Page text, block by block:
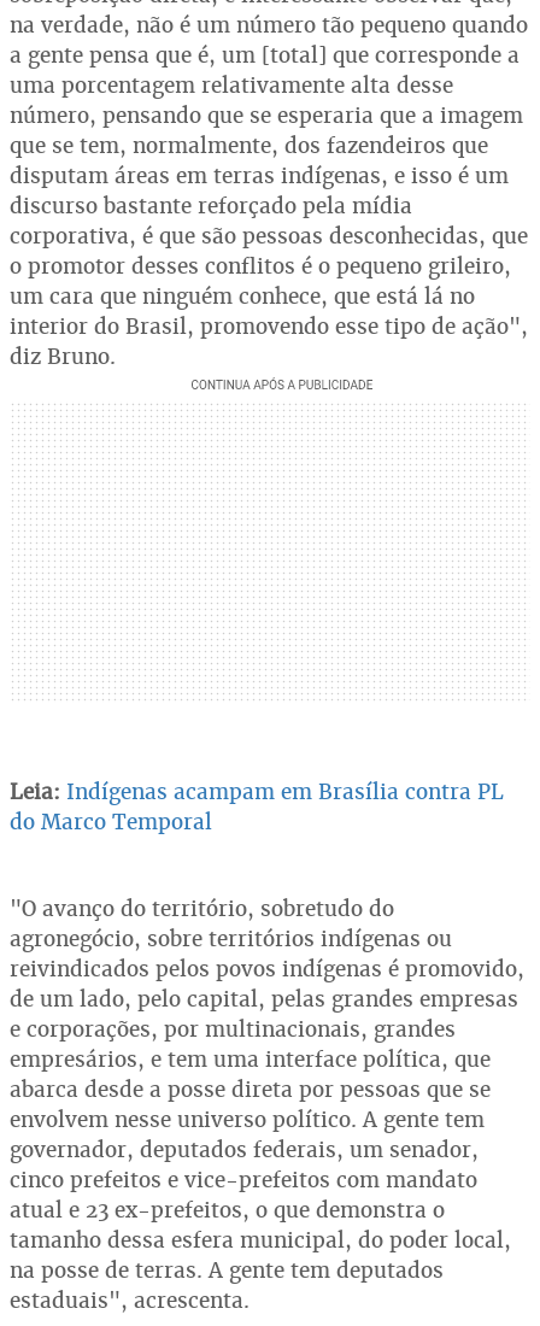
na verdade, não é um número tão pequeno quando
a gente pensa que é, um [total] que corresponde a
uma porcentagem relativamente alta desse
número, pensando que se esperaria que a imagem
que se tem, normalmente, dos fazendeiros que
disputam áreas em terras indígenas, e isso é um
discurso bastante reforçado pela mídia
corporativa, é que são pessoas desconhecidas, que
o promotor desses conflitos é o pequeno grileiro,
um cara que ninguém conhece, que está lá no
interior do Brasil, promovendo esse tipo de ação",
diz Bruno.
Leia: Indígenas acampam em Brasília contra PL
do Marco Temporal
"O avanço do território, sobretudo do
agronegócio, sobre territórios indígenas ou
reivindicados pelos povos indígenas é promovido,
de um lado, pelo capital, pelas grandes empresas
e corporações, por multinacionais, grandes
empresários, e tem uma interface política, que
abarca desde a posse direta por pessoas que se
envolvem nesse universo político. A gente tem
governador, deputados federais, um senador,
cinco prefeitos e vice-prefeitos com mandato
atual e 23 ex-prefeitos, o que demonstra o
tamanho dessa esfera municipal, do poder local,
na posse de terras. A gente tem deputados
estaduais", acrescenta.